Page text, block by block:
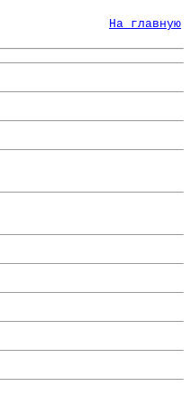
На главную